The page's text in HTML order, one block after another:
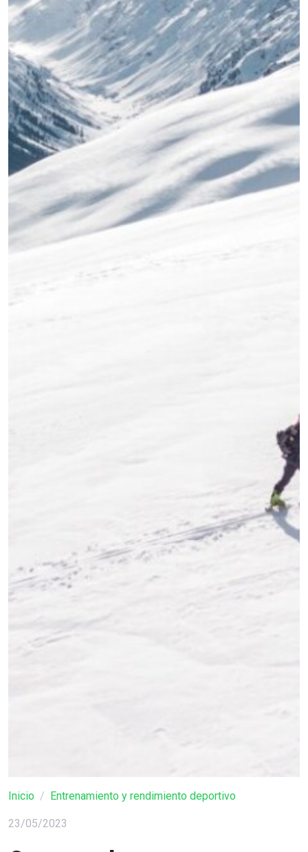
Inicio Entrenamiento y rendimiento deportivo
23/05/2023